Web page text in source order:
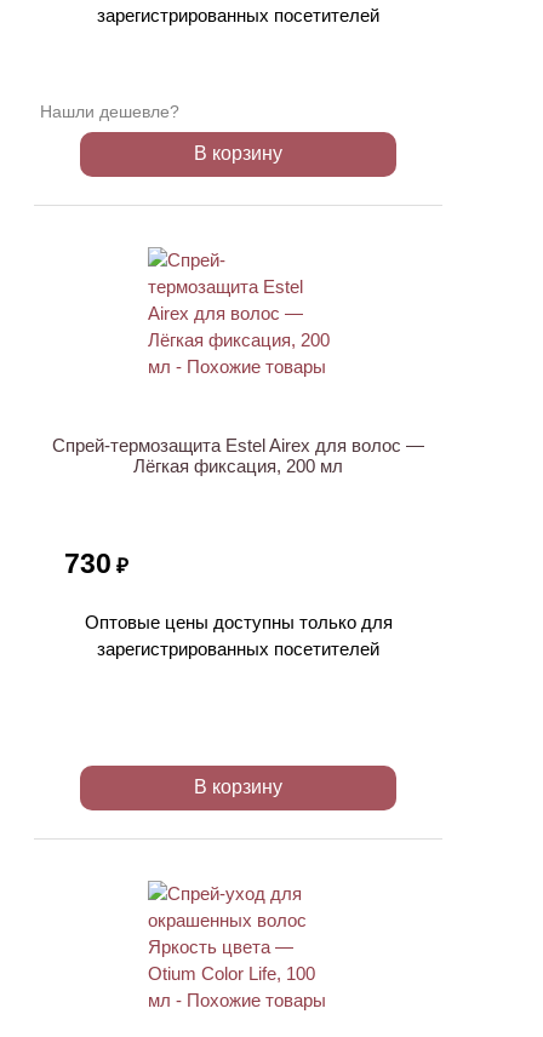
зарегистрированных посетителей
Нашли дешевле?
В корзину
Спрей-термозащита Estel Airex для волос —
Лёгкая фиксация, 200 мл
730 ₽
Оптовые цены доступны только для
зарегистрированных посетителей
В корзину